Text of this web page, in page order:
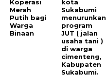
Koperasi
Merah
Putih bagi
Warga
Binaan
kota
Sukabumi
menurunkan
program
JUT ( jalan
usaha tani )
di warga
cimenteng,
Kabupaten
Sukabumi.